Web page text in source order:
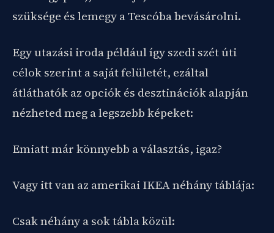
szüksége és lemegy a Tescóba bevásárolni.
Egy utazási iroda például így szedi szét úti
célok szerint a saját felületét, ezáltal
átláthatók az opciók és desztinációk alapján
nézheted meg a legszebb képeket:
Emiatt már könnyebb a választás, igaz?
Vagy itt van az amerikai IKEA néhány táblája:
Csak néhány a sok tábla közül: